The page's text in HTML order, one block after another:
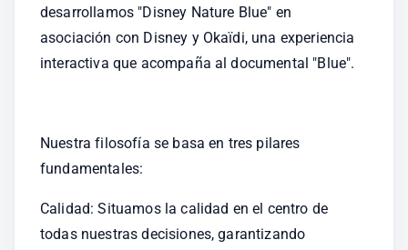
desarrollamos "Disney Nature Blue" en
asociación con Disney y Okaïdi, una experiencia
interactiva que acompaña al documental "Blue".
Nuestra filosofía se basa en tres pilares
fundamentales:
Calidad: Situamos la calidad en el centro de
todas nuestras decisiones, garantizando